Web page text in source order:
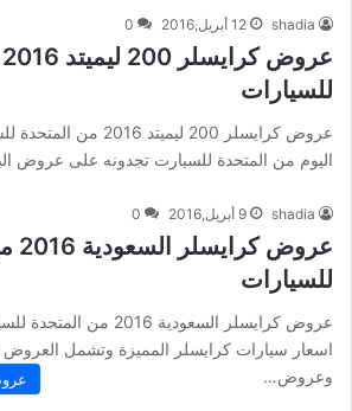
shadia 12 أبريل,2016 0
للسيارات
عروض كرايسلر 200
اليوم من المتحدة للسيارت تجدونه على عروض
shadia 9 أبريل,2016 0
للسيارات
عروض كرايسلر السعودية
اسعار سيارات كرايسلر المميزة وتشمل العروض
وعروض…